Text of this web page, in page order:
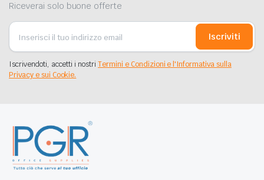
Riceverai solo buone offerte
Iscriviti
Iscrivendoti, accetti i nostriTermini e Condizioni e l'Informativa sulla
Privacy e sui Cookie.